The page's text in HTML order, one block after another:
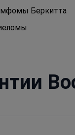
Беркитта